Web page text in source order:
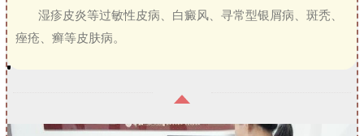
湿疹皮炎等过敏性皮病、白癜风、寻常型银屑病、斑秃、
痤疮、癣等皮肤病。